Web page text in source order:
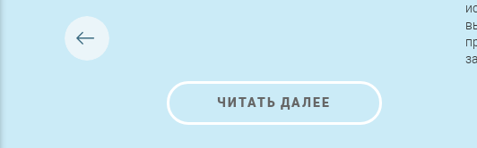
ЧИТАТЬ ДАЛЕЕ